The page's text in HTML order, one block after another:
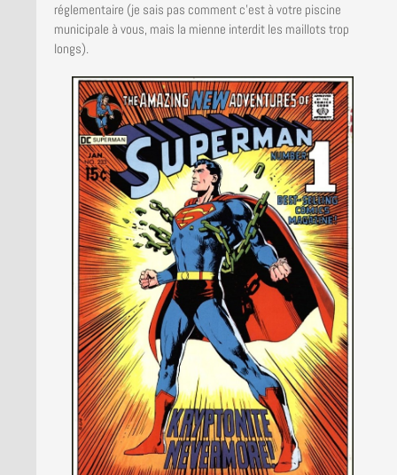
réglementaire (je sais pas comment c’est à votre piscine
municipale à vous, mais la mienne interdit les maillots trop
longs).